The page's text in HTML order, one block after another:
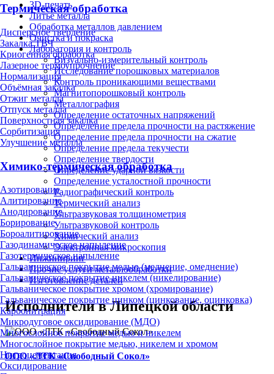
Термическая обработка
Дисперсное твердение
Закалка ТВЧ
Криогенная обработка
Лазерное термоупрочнение
Нормализация
Объёмная закалка
Отжиг металла
Отпуск металла
Поверхностная закалка
Сорбитизация
Улучшение металла
Химико-термическая обработка
Азотирование
Алитирование
Анодирование
Борирование
Бороалитирование
Газодинамическое напыление
Газотермическое напыление
Гальваническое покрытие медью (меднение, омеднение)
Гальваническое покрытие никелем (никелирование)
Гальваническое покрытие хромом (хромирование)
Гальваническое покрытие цинком (цинкование, оцинковка)
Карбонитрация
Микродуговое оксидирование (МДО)
Многослойное покрытие медью и никелем
Многослойное покрытие медью, никелем и хромом
Нитроцементация
Оксидирование
3D-печать
Литьё металла
Обработка металлов давлением
Очистка и покраска
Лаборатория и контроль
Визуально-измерительный контроль
Исследование порошковых материалов
Контроль проникающими веществами
Магнитопорошковый контроль
Металлография
Определение остаточных напряжений
Определение предела прочности на растяжение
Определение предела прочности на сжатие
Определение предела текучести
Определение твердости
Определение ударной вязкости
Определение усталостной прочности
Радиографический контроль
Термический анализ
Ультразвуковая толщинометрия
Ультразвуковой контроль
Химический анализ
Электронная микроскопия
Инжиниринг
Прочие услуги металлообработки
Изготовление деталей
Исполнители в Липецкой области
ООО «ЛТК «Свободный Сокол»